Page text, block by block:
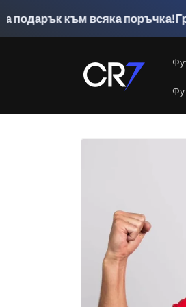
всяка поръчка!Гривна
към
съдържанието
Прескочи към